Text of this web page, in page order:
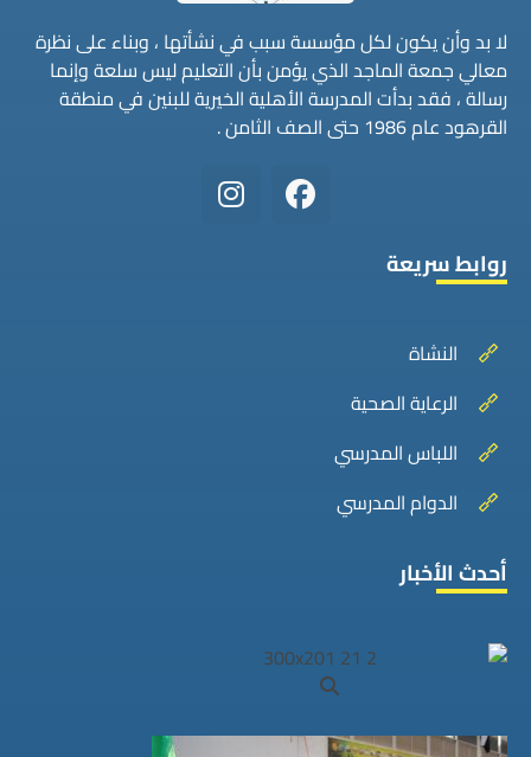
لا بد وأن يكون لكل مؤسسة سبب في نشأتها ، وبناء على نظرة
معالي جمعة الماجد الذي يؤمن بأن التعليم ليس سلعة وإنما
رسالة ، فقد بدأت المدرسة الأهلية الخيرية للبنين في منطقة
القرهود عام 1986 حتى الصف الثامن .
روابط سريعة
النشاة
الرعاية الصحية
اللباس المدرسي
الدوام المدرسي
أحدث الأخبار